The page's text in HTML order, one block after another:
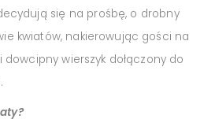
się na prośbę, o drobny
kwiatów, nakierowując gości na
dowcipny wierszyk dołączony do